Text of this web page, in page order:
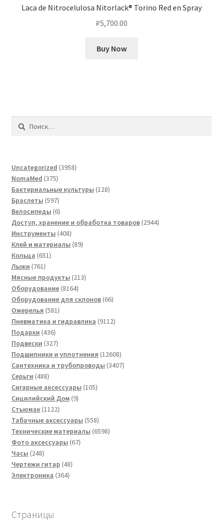
Laca de Nitrocelulosa Nitorlack® Torino Red en Spray
₽5,700.00
Buy Now
Найти:
Uncategorized 39583958
NomaMed 375375
товаров
Бактериальные культуры 128128
Браслеты 597597
товаров
Велосипеды 66
товаров
Доступ, хранение и обработка товаров 29442944
Инструменты 408408
товаров
Клей и материалы 8989
Кольца 651651
Лыжи 761761
товар
Мясные продукты 213213
Оборудование 81648164
товара
Оборудование для склонов 6666
Ожерелья 581581
товар
Пневматика и гидравлика 91129112
Подарки 436436
товаров
Подвески 327327
товаров
Подшипники и уплотнения 1260812608
товаров
Сантехника и трубопроводы 34073407
Серьги 488488
товаров
Сигарные аксессуары 105105
Сицилийский Дом 99
Стьюмак 11221122
товара
Табачные аксессуары 558558
товаров
Технические материалы 65986598
Фото аксессуары 6767
Часы 248248
товаров
Чертежи гитар 4848
Электроника 364364
Страницы